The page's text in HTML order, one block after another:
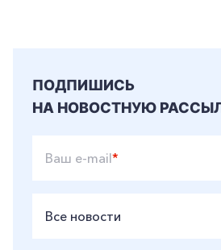
ПОДПИШИСЬ
НА НОВОСТНУЮ
Ваш e-mail*
Все новости